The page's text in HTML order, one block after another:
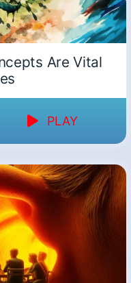
Are Vital
PLAY